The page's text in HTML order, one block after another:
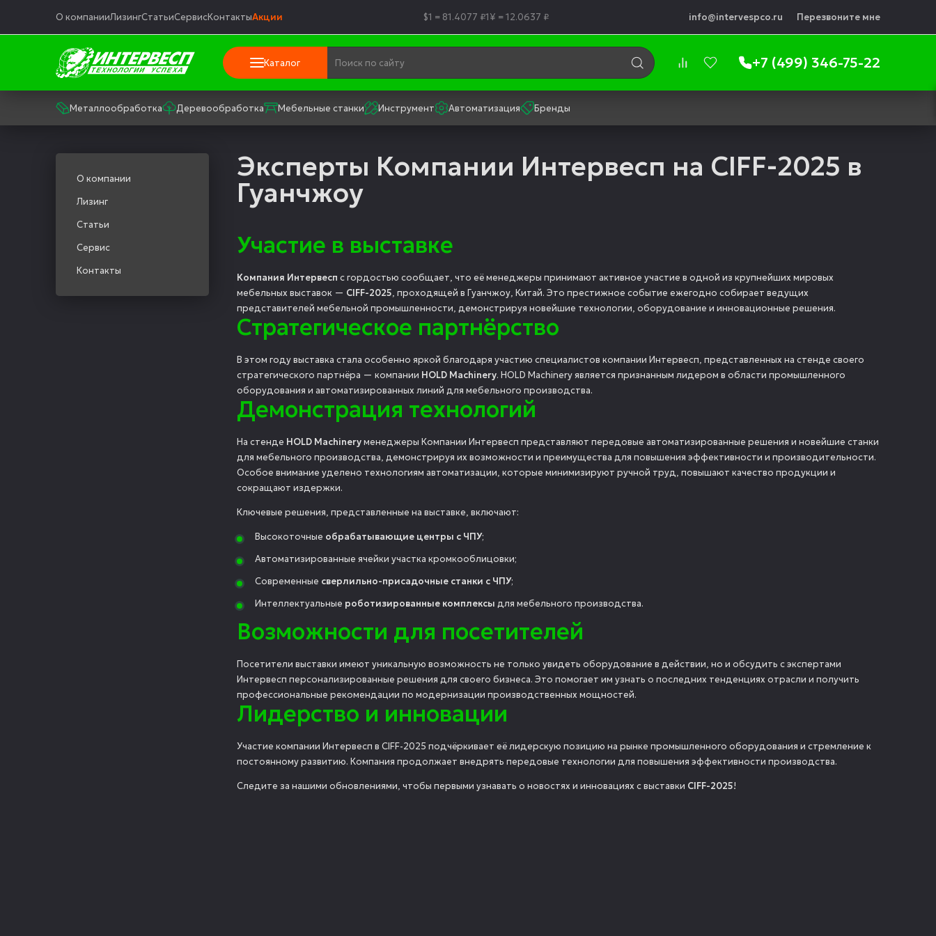
О компанииЛизингСтатьиСервисКонтактыАкции $1 = 81.4077 ₽1¥ = 12.0637 ₽ info@intervespco.ru Перезвоните мне
Каталог +7 (499) 346-75-22
Металлообработка Деревообработка Мебельные станки Инструмент Автоматизация Бренды
О компании
Лизинг
Статьи
Сервис
Контакты
Эксперты Компании Интервесп на CIFF-2025 в
Гуанчжоу
Участие в выставке
Компания Интервесп с гордостью сообщает, что её менеджеры принимают активное участие в одной из крупнейших мировых
мебельных выставок — CIFF-2025, проходящей в Гуанчжоу, Китай. Это престижное событие ежегодно собирает ведущих
представителей мебельной промышленности, демонстрируя новейшие технологии, оборудование и инновационные решения.
Стратегическое партнёрство
В этом году выставка стала особенно яркой благодаря участию специалистов компании Интервесп, представленных на стенде своего
стратегического партнёра — компании HOLD Machinery. HOLD Machinery является признанным лидером в области промышленного
оборудования и автоматизированных линий для мебельного производства.
Демонстрация технологий
На стенде HOLD Machineryменеджеры Компании Интервесп представляют передовые автоматизированные решения и новейшие станки
для мебельного производства, демонстрируя их возможности и преимущества для повышения эффективности и производительности.
Особое внимание уделено технологиям автоматизации, которые минимизируют ручной труд, повышают качество продукции и
сокращают издержки.
Ключевые решения, представленные на выставке, включают:
Высокоточные обрабатывающие центры с ЧПУ;
Автоматизированные ячейки участка кромкооблицовки;
Современные сверлильно-присадочные станки с ЧПУ;
Интеллектуальные роботизированные комплексы для мебельного производства.
Возможности для посетителей
Посетители выставки имеют уникальную возможность не только увидеть оборудование в действии, но и обсудить с экспертами
Интервесп персонализированные решения для своего бизнеса. Это помогает им узнать о последних тенденциях отрасли и получить
профессиональные рекомендации по модернизации производственных мощностей.
Лидерство и инновации
Участие компании Интервесп в CIFF-2025 подчёркивает её лидерскую позицию на рынке промышленного оборудования и стремление к
постоянному развитию. Компания продолжает внедрять передовые технологии для повышения эффективности производства.
Следите за нашими обновлениями, чтобы первыми узнавать о новостях и инновациях с выставки CIFF-2025!